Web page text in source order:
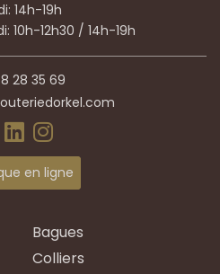
14h-19h
10h-12h30 / 14h-19h
28 35 69
en ligne
Bagues
Colliers